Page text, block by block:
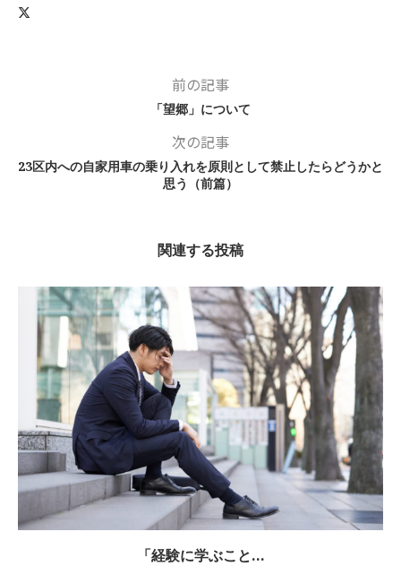
前の記事
「望郷」について
次の記事
23区内への自家用車の乗り入れを原則として禁止したらどうかと
思う（前篇）
関連する投稿
「経験に学ぶこと...